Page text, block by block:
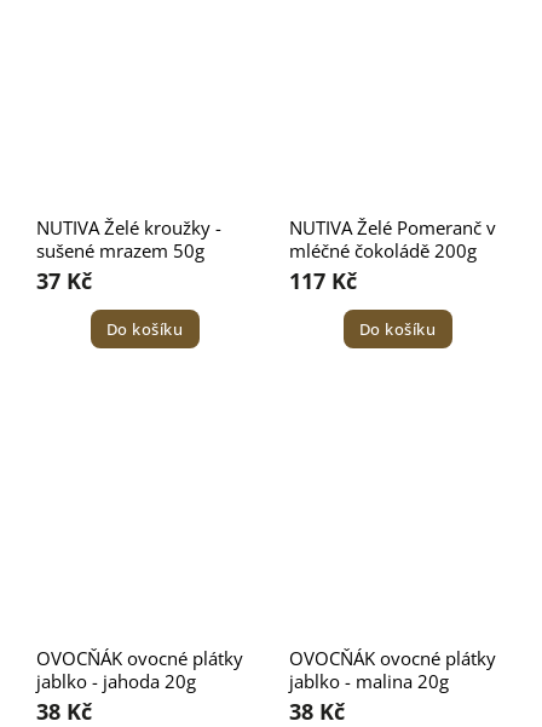
NUTIVA Želé kroužky -
sušené mrazem 50g
37 Kč
Do košíku
NUTIVA Želé Pomeranč v
mléčné čokoládě 200g
117 Kč
Do košíku
OVOCŇÁK ovocné plátky
jablko - jahoda 20g
38 Kč
OVOCŇÁK ovocné plátky
jablko - malina 20g
38 Kč